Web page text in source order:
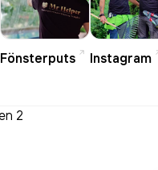
Fönsterputs Instagram